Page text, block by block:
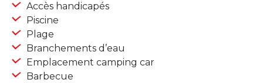
Accès handicapés
Piscine
Plage
Branchements d’eau
Emplacement camping car
Barbecue